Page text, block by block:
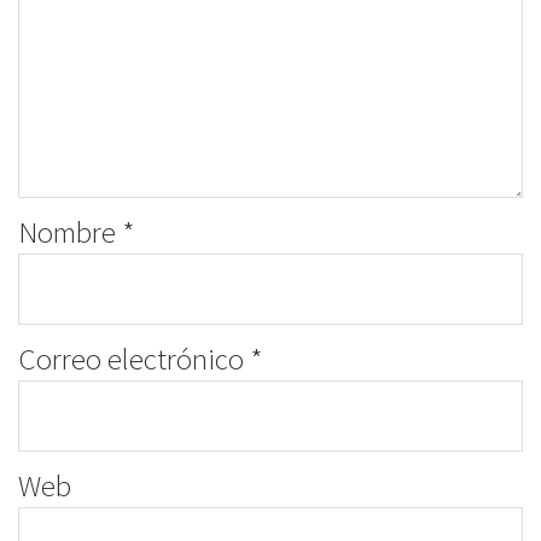
Nombre *
Correo electrónico *
Web